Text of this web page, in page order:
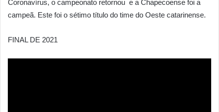
Coronavírus, o campeonato retornou e a Chapecoense foi a
campeã. Este foi o sétimo título do time do Oeste catarinense.
FINAL DE 2021